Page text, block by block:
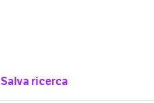
Salva ricerca